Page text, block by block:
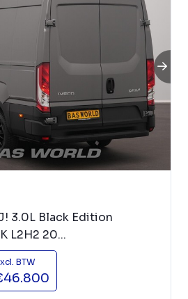
3.0L Black Edition
L2H2 20...
BTW